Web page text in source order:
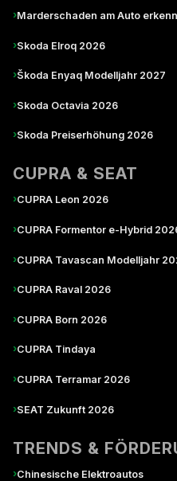
›Marderschaden am Auto
›Skoda Elroq 2026
›Škoda Enyaq Modelljahr 2027
›Skoda Octavia 2026
›Skoda Preiserhöhung 2026
CUPRA & SEAT
›CUPRA Leon 2026
›CUPRA Formentor e-Hybrid
›CUPRA Tavascan Modelljahr
›CUPRA Raval 2026
›CUPRA Born 2026
›CUPRA Tindaya
›CUPRA Terramar 2026
›SEAT Zukunft 2026
TRENDS &
›Chinesische Elektroautos